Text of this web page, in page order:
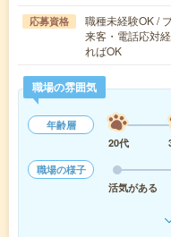
応募資格
職種未経験OK /
来客・電話応対
ればOK
職場の雰囲気
年齢層
20代
職場の様子
活気がある